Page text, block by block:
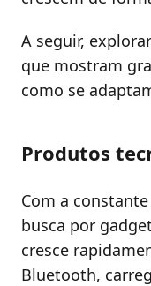
A seguir,
que mostram
como se
Produtos
Com a
busca por
cresce
Bluetooth,